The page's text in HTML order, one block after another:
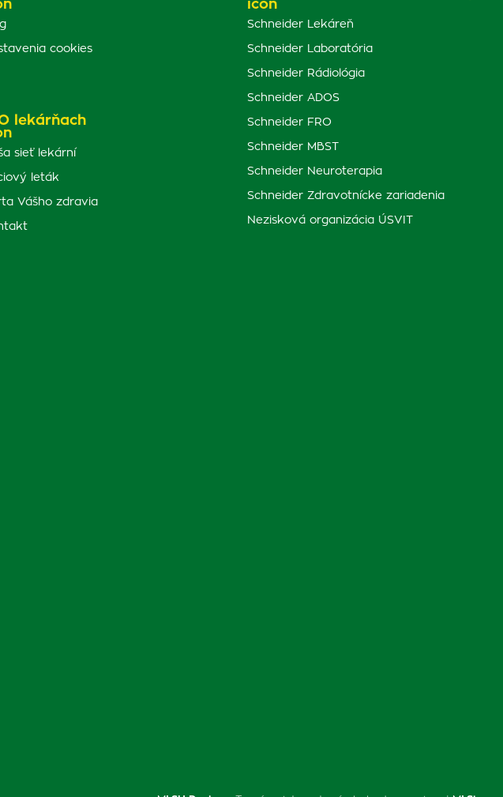
cookies
lekárňach
sieť lekární
leták
Vášho zdravia
Schneider Lekáreň
Schneider Laboratória
Schneider Rádiológia
Schneider ADOS
Schneider FRO
Schneider MBST
Schneider Neuroterapia
Schneider Zdravotnícke zariadenia
Nezisková organizácia ÚSVIT